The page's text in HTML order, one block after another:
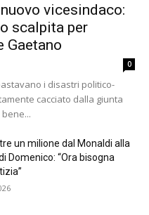
vicesindaco:
scalpita per
Gaetano
0
i disastri politico-
cacciato dalla giunta
un milione dal Monaldi alla
Domenico: “Ora bisogna